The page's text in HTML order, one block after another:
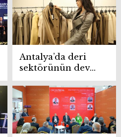
Antalya’da deri
sektörünün dev
buluşması: Yeni
pazarlara açılan
kapı